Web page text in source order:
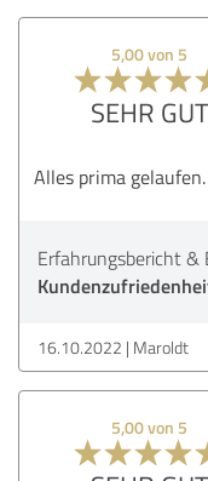
5,00 von 5
SEHR GUT
Alles prima gelaufen.
Erfahrungsbericht &
16.10.2022 Maroldt
5,00 von 5